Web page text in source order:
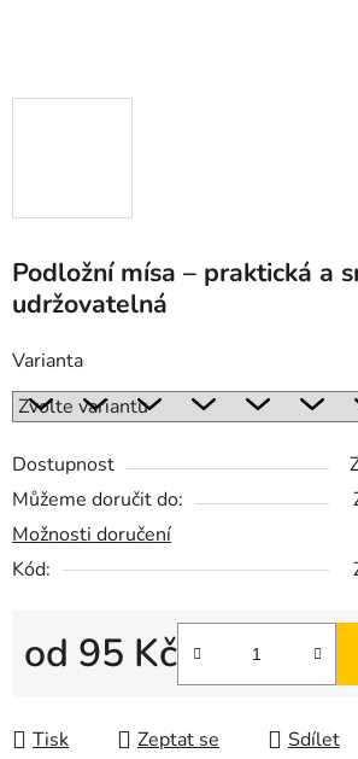
Podložní mísa – praktická a
udržovatelná
Varianta
Dostupnost
Můžeme doručit do:
Možnosti doručení
Kód:
od 95 Kč
Tisk Zeptat se Sdílet